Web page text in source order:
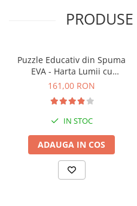
Puzzle Educativ din Spuma
EVA - Harta Lumii cu
Steaguri si Capitale,
161,00 RON
IN STOC
ADAUGA IN COS